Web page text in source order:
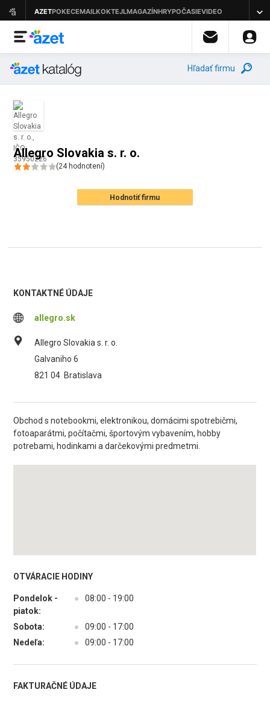
Hľadať firmu
Allegro Slovakia s. r. o.
(24hodnotení)
Hodnotiť firmu
KONTAKTNÉ ÚDAJE
allegro.sk
Allegro Slovakia s. r. o.
Galvaniho 6
821 04 Bratislava
Obchod s notebookmi, elektronikou, domácimi spotrebičmi,
fotoaparátmi, počítačmi, športovým vybavením, hobby
potrebami, hodinkami a darčekovými predmetmi.
OTVÁRACIE HODINY
Pondelok -
piatok:
● 08:00 - 19:00
Sobota: ●
09:00 - 17:00
Nedeľa:
● 09:00 - 17:00
FAKTURAČNÉ ÚDAJE